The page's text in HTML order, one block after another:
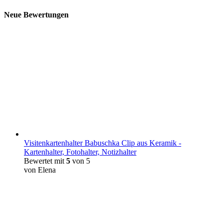
Neue Bewertungen
Visitenkartenhalter Babuschka Clip aus Keramik -
Kartenhalter, Fotohalter, Notizhalter
Bewertet mit 5 von 5
von Elena